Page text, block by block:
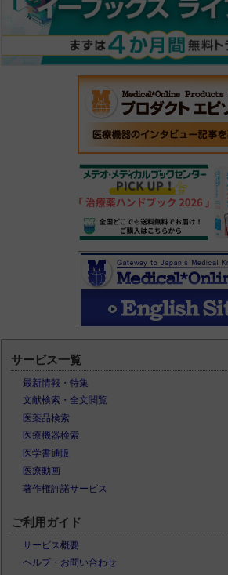
サービス一覧
最新情報・特集
文献検索・全文閲覧
医薬品検索
医療機器検索
医学書通販
医療動画
著作権許諾サービス
ご利用ガイド
サービス概要
ヘルプ・お問い合わせ